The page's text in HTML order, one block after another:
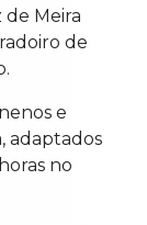
de Meira
de
e
adaptados
no